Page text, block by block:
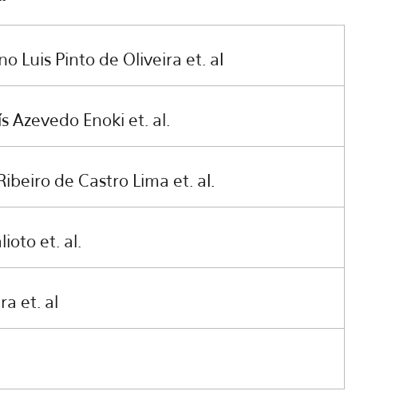
Luis Pinto de Oliveira et. al
Azevedo Enoki et. al.
de Castro Lima et. al.
et. al.
et. al